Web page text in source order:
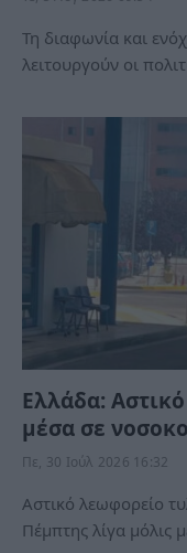
Τη διαφωνία και
λειτουργούν οι
Ελλάδα:
μέσα σε
Πε, 30 Ιούλ 2026 16:32
Αστικό λεωφορείο
Πέμπτης λίγα μόλις